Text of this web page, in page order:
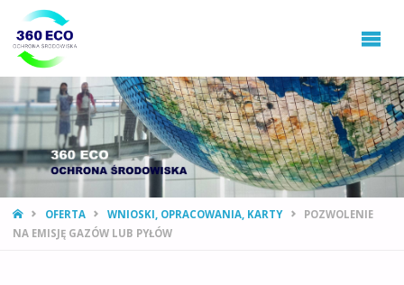
STRONA
GŁÓWNA
OFERTA WNIOSKI, OPRACOWANIA, KARTY
POZWOLENIE
NA EMISJĘ GAZÓW LUB PYŁÓW